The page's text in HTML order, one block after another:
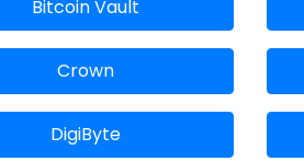
Bitcoin Vault
Crown
DigiByte